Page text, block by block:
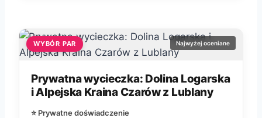
WYBÓR PAR Najwyżej oceniane
Prywatna wycieczka: Dolina Logarska
i Alpejska Kraina Czarów z Lublany
⭐ Prywatne doświadczenie